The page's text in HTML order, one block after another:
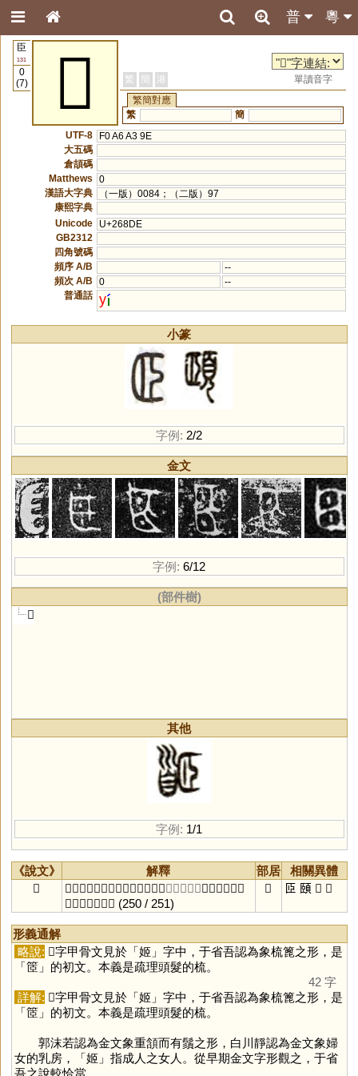
粵
普
臣
131
0
(7)
𦣞 繁 簡 港
單讀音字
繁簡對應
繁
簡
UTF-8
F0 A6 A3 9E
大五碼
倉頡碼
Matthews
0
漢語大字典
（一版）0084；（二版）97
康熙字典
Unicode
U+268DE
GB2312
四角號碼
頻序 A/B
--
頻次 A/B
0
--
普通話 y
小篆
字例: 2/2
金文
字例: 6/12
(部件樹)
𦣞
其他
字例: 1/1
《說文》 解釋 部居
相關異體
𦣞
𩔞也。象形。凡𦣞之屬皆从𦣞。 〔與之切〕 頤，篆文𦣞。
𩠛，籀文从首。 (250 / 251)
𦣞 𦣝 頤 𩠛 𩠡
形義通解
略說: 𦣞字甲骨文見於「姬」字中，于省吾認為象梳篦之形，是
「䇫」的初文。本義是疏理頭髮的梳。
42 字
詳解: 𦣞字甲骨文見於「姬」字中，于省吾認為象梳篦之形，是
「䇫」的初文。本義是疏理頭髮的梳。
郭沫若認為金文象重頷而有鬚之形，白川靜認為金文象婦
女的乳房，「姬」指成人之女人。從早期金文字形觀之，于省